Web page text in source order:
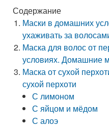
Содержание
Маски в домашних
ухаживать за
Маска для волос от
условиях. Домашние
Маска от сухой
сухой перхоти
С лимоном
С яйцом и мёдом
С алоэ